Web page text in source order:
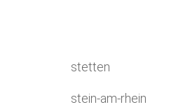
stetten
stein-am-rhein